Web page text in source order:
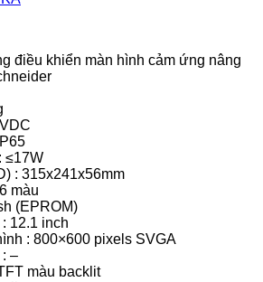
điều khiển màn hình cảm ứng nâng
≤17W
: 315x241x56mm
màu
(EPROM)
12.1 inch
: 800×600 pixels SVGA
–
màu backlit